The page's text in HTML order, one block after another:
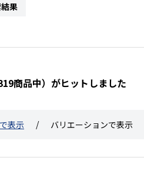
果
商品中）がヒットしました
表示 バリエーションで表示